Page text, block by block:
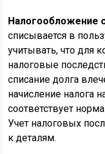
Налогообложение
списывается в
учитывать, что для
налоговые
списание долга
начисление налога
соответствует
Учет налоговых
к деталям.